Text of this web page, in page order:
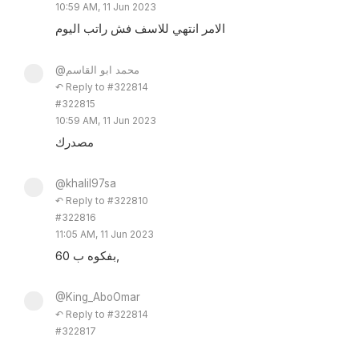
10:59 AM, 11 Jun 2023
الامر انتهي للاسف فش راتب اليوم
@محمد ابو القاسم
↶ Reply to #322814
#322815
10:59 AM, 11 Jun 2023
مصدرك
@khalil97sa
↶ Reply to #322810
#322816
11:05 AM, 11 Jun 2023
بفكوه ب 60,
@King_AboOmar
↶ Reply to #322814
#322817